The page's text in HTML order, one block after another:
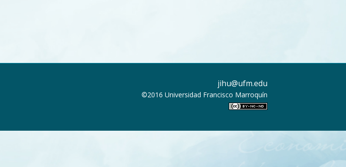
jihu@ufm.edu
©2016 Universidad Francisco Marroquín